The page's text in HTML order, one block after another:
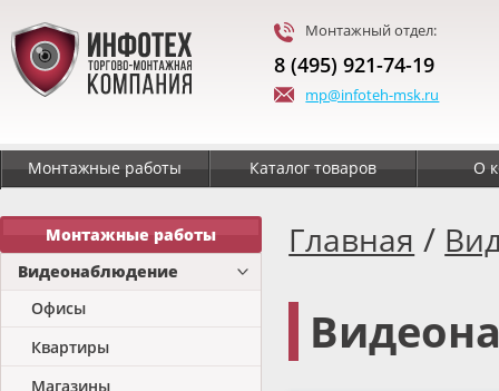
Монтажный отдел:
8 (495) 921-74-19
mp@infoteh-msk.ru
Монтажные работы Каталог товаров О
Монтажные работы
Видеонаблюдение
Офисы
Квартиры
Магазины
Главная /